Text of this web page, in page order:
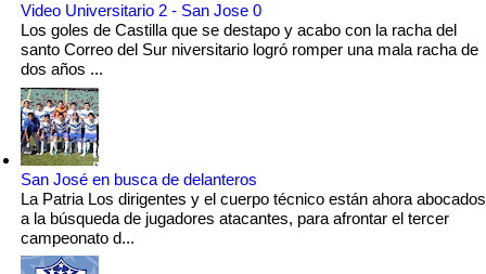
Video Universitario 2 - San Jose 0
Los goles de Castilla que se destapo y acabo con la racha del
santo Correo del Sur niversitario logró romper una mala racha de
dos años ...
San José en busca de delanteros
La Patria Los dirigentes y el cuerpo técnico están ahora abocados
a la búsqueda de jugadores atacantes, para afrontar el tercer
campeonato d...